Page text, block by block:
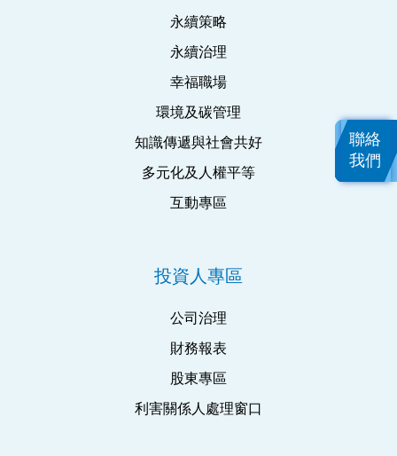
永續策略
永續治理
幸福職場
環境及碳管理
知識傳遞與社會共好
多元化及人權平等
互動專區
投資人專區
公司治理
財務報表
股東專區
利害關係人處理窗口
聯絡
我們